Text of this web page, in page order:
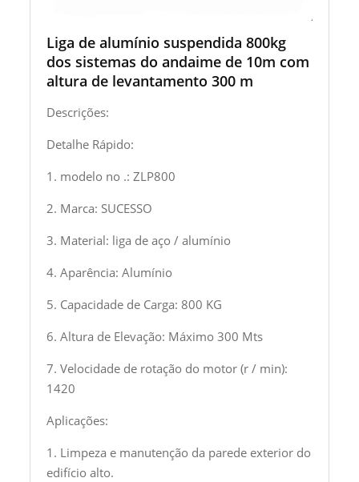
Liga de alumínio suspendida 800kg
dos sistemas do andaime de 10m com
altura de levantamento 300 m
Descrições:
Detalhe Rápido:
1. modelo no .: ZLP800
2. Marca: SUCESSO
3. Material: liga de aço / alumínio
4. Aparência: Alumínio
5. Capacidade de Carga: 800 KG
6. Altura de Elevação: Máximo 300 Mts
7. Velocidade de rotação do motor (r / min):
1420
Aplicações:
1. Limpeza e manutenção da parede exterior do
edifício alto.